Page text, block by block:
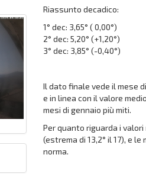
Riassunto decadico:
1° dec: 3,65° ( 0,00°)
2° dec: 5,20° (+1,20°)
3° dec: 3,85° (-0,40°)
Il dato finale vede il mese
e in linea con il valore
mesi di gennaio più miti.
Per quanto riguarda i
(estrema di 13,2° il 17), e
norma.